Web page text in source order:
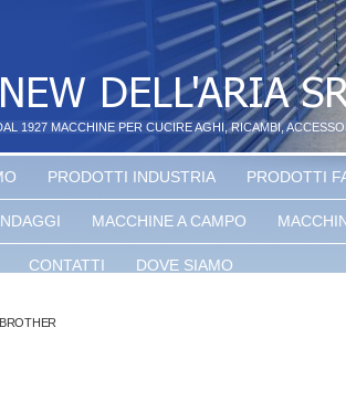
1927 MACCHINE PER CUCIRE AGHI, RICAMBI,
PRODOTTI INDUSTRIA PRODOTTI
MACCHINE A CAMPO
CONTATTI DOVE SIAMO